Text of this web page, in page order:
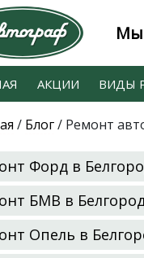
Мы
АКЦИИ ВИДЫ
/ Блог/ Ремонт
Форд в
БМВ в
Опель в